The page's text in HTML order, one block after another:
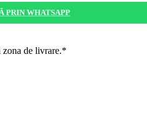
PRIN WHATSAPP
zona de livrare.*